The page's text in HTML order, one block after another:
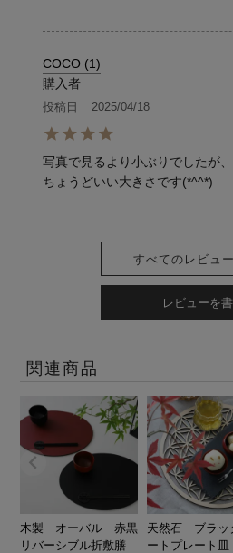
COCO 1
購入者
投稿日 2025/04/18
写真で見るより小ぶりでしたが
ちょうどいい大きさです(*^^*)
すべてのレビュ
レビューを書
関連商品
木製 オーバル 赤黒
リバーシブル折敷膳
天然石 ブラッ
ートプレート皿